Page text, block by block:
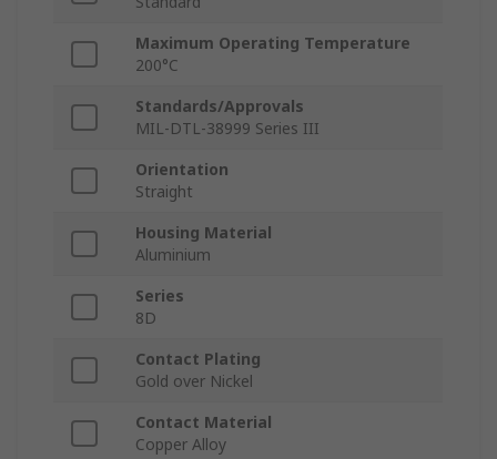
Maximum Operating Temperature
200°C
Standards/Approvals
MIL-DTL-38999 Series III
Orientation
Straight
Housing Material
Aluminium
Series
8D
Contact Plating
Gold over Nickel
Contact Material
Copper Alloy